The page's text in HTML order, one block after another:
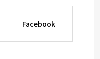
Facebook